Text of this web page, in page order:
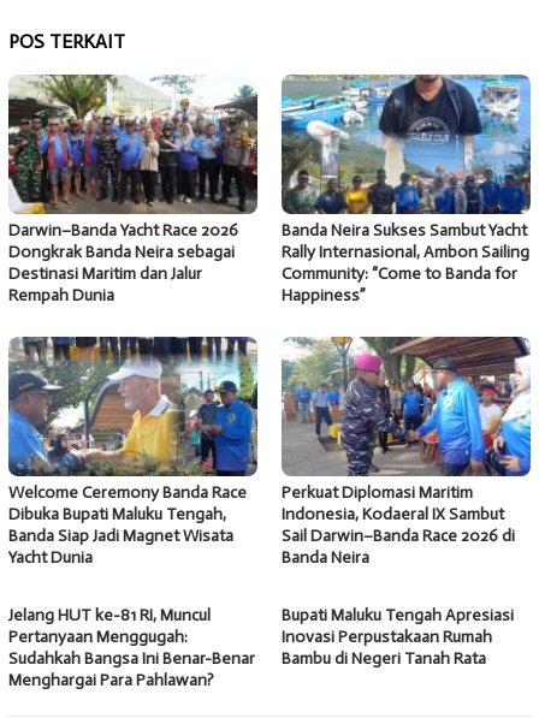
POS TERKAIT
Darwin–Banda Yacht Race 2026
Dongkrak Banda Neira sebagai
Destinasi Maritim dan Jalur
Rempah Dunia
Banda Neira Sukses Sambut Yacht
Rally Internasional, Ambon Sailing
Community: “Come to Banda for
Happiness”
Welcome Ceremony Banda Race
Dibuka Bupati Maluku Tengah,
Banda Siap Jadi Magnet Wisata
Yacht Dunia
Perkuat Diplomasi Maritim
Indonesia, Kodaeral IX Sambut
Sail Darwin–Banda Race 2026 di
Banda Neira
Jelang HUT ke-81 RI, Muncul
Pertanyaan Menggugah:
Sudahkah Bangsa Ini Benar-Benar
Menghargai Para Pahlawan?
Bupati Maluku Tengah Apresiasi
Inovasi Perpustakaan Rumah
Bambu di Negeri Tanah Rata